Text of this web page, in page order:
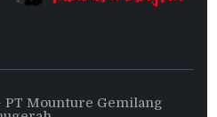
Mounture Gemilang